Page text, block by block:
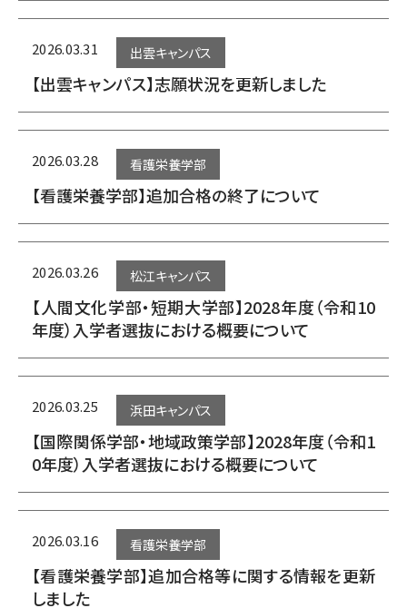
2026.03.31 出雲キャンパス
【出雲キャンパス】志願状況を更新しました
2026.03.28 看護栄養学部
【看護栄養学部】追加合格の終了について
2026.03.26 松江キャンパス
【人間文化学部・短期大学部】2028年度（令和10
年度）入学者選抜における概要について
2026.03.25 浜田キャンパス
【国際関係学部・地域政策学部】2028年度（令和1
0年度）入学者選抜における概要について
2026.03.16 看護栄養学部
【看護栄養学部】追加合格等に関する情報を更新
しました